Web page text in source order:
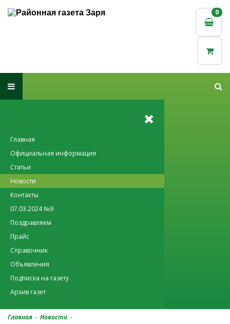
0
0
Главная
Официальная информация
Статьи
Новости
Контакты
07.03.2024 №9
Поздравляем
Прайс
Справочник
Объявления
Подписка на газету
Архив газет
Главная - Новости -